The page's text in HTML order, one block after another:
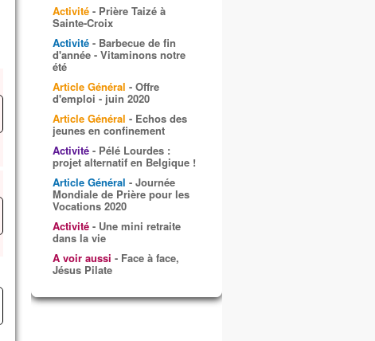
Activité - Prière Taizé à
Sainte-Croix
Activité - Barbecue de fin
d'année - Vitaminons notre
été
Article Général - Offre
d'emploi - juin 2020
Article Général - Echos des
jeunes en confinement
Activité - Pélé Lourdes :
projet alternatif en Belgique !
Article Général - Journée
Mondiale de Prière pour les
Vocations 2020
Activité - Une mini retraite
dans la vie
A voir aussi - Face à face,
Jésus Pilate